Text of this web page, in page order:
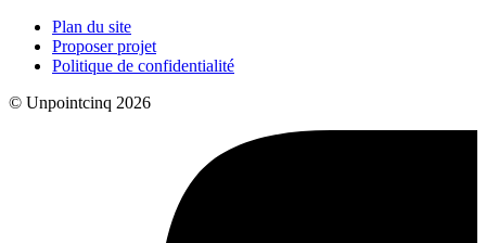
Plan du site
Proposer projet
Politique de confidentialité
© Unpointcinq 2026